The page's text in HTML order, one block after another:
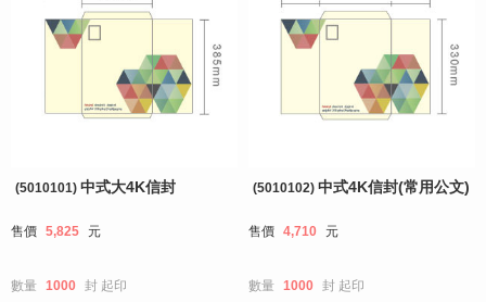
(5010101)中式大4K信封
售價 5,825 元
數量 1000 封 起印
(5010102)中式4K信封(常用公文)
售價 4,710 元
數量 1000 封 起印